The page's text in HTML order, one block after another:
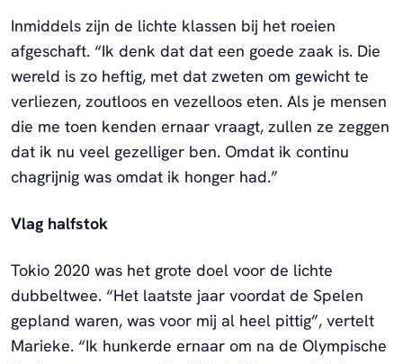
Inmiddels zijn de lichte klassen bij het roeien
afgeschaft. “Ik denk dat dat een goede zaak is. Die
wereld is zo heftig, met dat zweten om gewicht te
verliezen, zoutloos en vezelloos eten. Als je mensen
die me toen kenden ernaar vraagt, zullen ze zeggen
dat ik nu veel gezelliger ben. Omdat ik continu
chagrijnig was omdat ik honger had.”
Vlag halfstok
Tokio 2020 was het grote doel voor de lichte
dubbeltwee. “Het laatste jaar voordat de Spelen
gepland waren, was voor mij al heel pittig”, vertelt
Marieke. “Ik hunkerde ernaar om na de Olympische